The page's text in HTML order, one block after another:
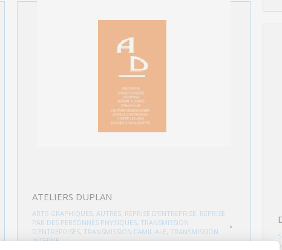
ATELIERS DUPLAN
ARTS GRAPHIQUES, AUTRES, REPRISE D'ENTREPRISE, REPRISE
PAR DES PERSONNES PHYSIQUES, TRANSMISSION
D'ENTREPRISES, TRANSMISSION FAMILIALE, TRANSMISSION
INTERNE